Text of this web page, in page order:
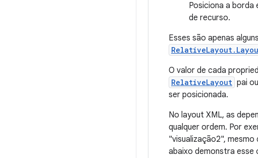
Posiciona a borda
de recurso.
Esses são apenas
O valor de cada
RelativeLayout pai
ser posicionada.
No layout XML, as
qualquer ordem. Por
"visualização2", mesmo
abaixo demonstra esse